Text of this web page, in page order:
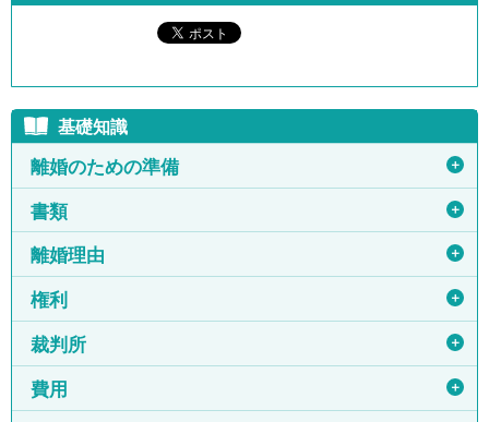
基礎知識
離婚のための準備 ＋
書類 ＋
離婚理由 ＋
権利 ＋
裁判所 ＋
費用 ＋